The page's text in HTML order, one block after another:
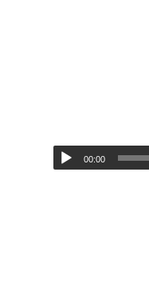
00:00